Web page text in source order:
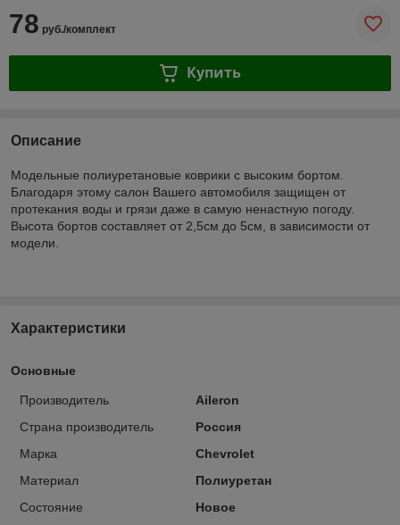
78 руб./комплект
Купить
Описание
Модельные полиуретановые коврики с высоким бортом.
Благодаря этому салон Вашего автомобиля защищен от
протекания воды и грязи даже в самую ненастную погоду.
Высота бортов составляет от 2,5см до 5см, в зависимости от
модели.
Характеристики
Основные
Производитель
Aileron
Страна производитель
Россия
Марка
Chevrolet
Материал
Полиуретан
Состояние
Новое